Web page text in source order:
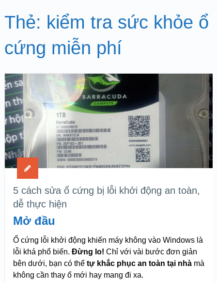
Thẻ: kiểm tra sức khỏe ổ
cứng miễn phí
5 cách sửa ổ cứng bị lỗi khởi động an toàn,
dễ thực hiện
Mở đầu
Ổ cứng lỗi khởi động khiến máy không vào Windows là
lỗi khá phổ biến. Đừng lo! Chỉ với vài bước đơn giản
bên dưới, bạn có thể tự khắc phục an toàn tại nhàmà
không cần thay ổ mới hay mang đi xa.